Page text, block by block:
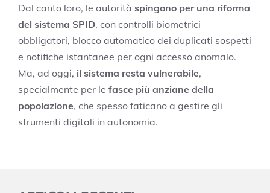
Dal canto loro, le autorità spingono per una riforma
del sistema SPID, con controlli biometrici
obbligatori, blocco automatico dei duplicati sospetti
e notifiche istantanee per ogni accesso anomalo.
Ma, ad oggi, il sistema resta vulnerabile,
specialmente per le fasce più anziane della
popolazione, che spesso faticano a gestire gli
strumenti digitali in autonomia.